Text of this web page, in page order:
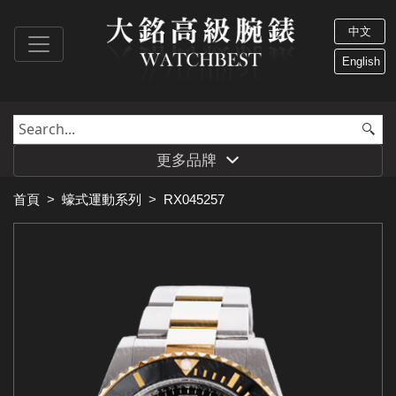
中文
English
更多品牌
首頁 > 蠔式運動系列 > RX045257